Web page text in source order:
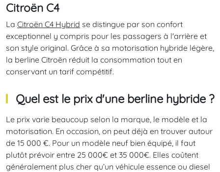
Citroën C4
La Citroën C4 Hybrid se distingue par son confort
exceptionnel y compris pour les passagers à l'arrière et
son style original. Grâce à sa motorisation hybride légère,
la berline Citroën réduit la consommation tout en
conservant un tarif compétitif.
Quel est le prix d'une berline hybride ?
Le prix varie beaucoup selon la marque, le modèle et la
motorisation. En occasion, on peut déjà en trouver autour
de 15 000 €. Pour un modèle neuf bien équipé, il faut
plutôt prévoir entre 25 000€ et 35 000€. Elles coûtent
généralement plus cher qu’un véhicule essence ou diesel